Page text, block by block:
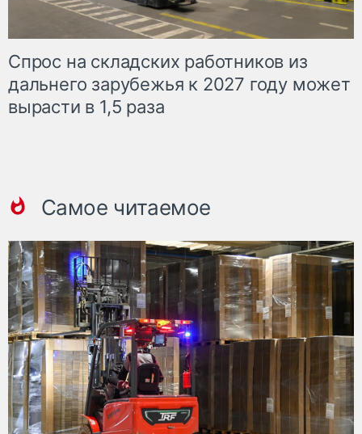
Спрос на складских работников из
дальнего зарубежья к 2027 году может
вырасти в 1,5 раза
Самое читаемое